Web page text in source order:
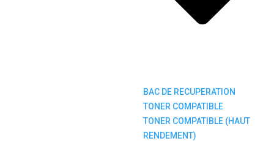
BAC DE RECUPERATION
TONER COMPATIBLE
TONER COMPATIBLE (HAUT
RENDEMENT)